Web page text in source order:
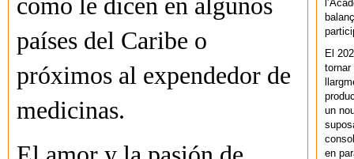
como le dicen en algunos
países del Caribe o
próximos al expendedor de
medicinas.
El
un
en